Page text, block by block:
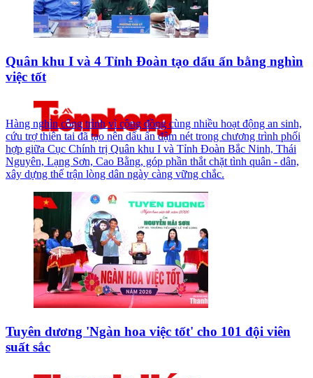
Quân khu I và 4 Tỉnh Đoàn tạo dấu ấn bằng nghìn
việc tốt
Hàng nghìn công trình vì cộng đồng cùng nhiều hoạt động an sinh,
cứu trợ thiên tai đã tạo nên dấu ấn đậm nét trong chương trình phối
hợp giữa Cục Chính trị Quân khu I và Tỉnh Đoàn Bắc Ninh, Thái
Nguyên, Lạng Sơn, Cao Bằng, góp phần thắt chặt tình quân - dân,
xây dựng thế trận lòng dân ngày càng vững chắc.
Tuyên dương 'Ngàn hoa việc tốt' cho 101 đội viên
suất sắc